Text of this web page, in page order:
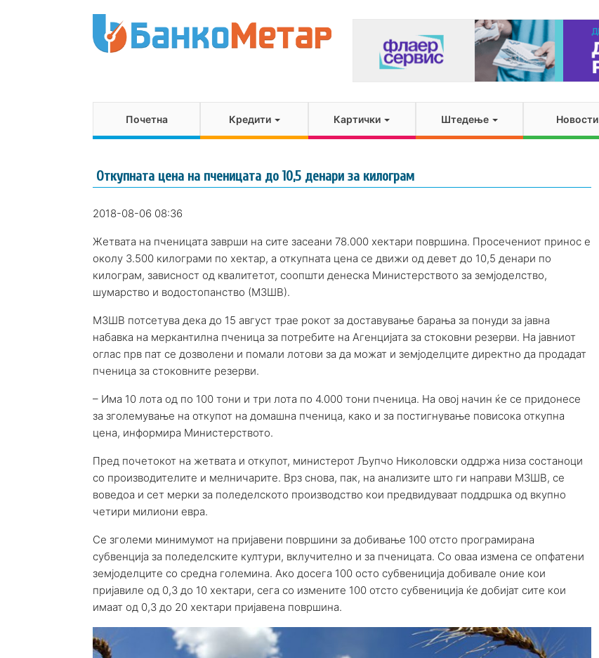
Почетна Кредити Картички Штедење Новости
Откупната цена на пченицата до 10,5 денари за килограм
2018-08-06 08:36
Жетвата на пченицата заврши на сите засеани 78.000 хектари површина. Просечениот принос е
околу 3.500 килограми по хектар, а откупната цена се движи од девет до 10,5 денари по
килограм, зависност од квалитетот, соопшти денеска Министерството за земјоделство,
шумарство и водостопанство (МЗШВ).
МЗШВ потсетува дека до 15 август трае рокот за доставување барања за понуди за јавна
набавка на меркантилна пченица за потребите на Агенцијата за стоковни резерви. На јавниот
оглас прв пат се дозволени и помали лотови за да можат и земјоделците директно да продадат
пченица за стоковните резерви.
– Има 10 лота од по 100 тони и три лота по 4.000 тони пченица. На овој начин ќе се придонесе
за зголемување на откупот на домашна пченица, како и за постигнување повисока откупна
цена, информира Министерството.
Пред почетокот на жетвата и откупот, министерот Љупчо Николовски оддржа низа состаноци
со производителите и мелничарите. Врз снова, пак, на анализите што ги направи МЗШВ, се
воведоа и сет мерки за поледелското производство кои предвидуваат поддршка од вкупно
четири милиони евра.
Се зголеми минимумот на пријавени површини за добивање 100 отсто програмирана
субвенција за поледелските култури, вклучително и за пченицата. Со оваа измена се опфатени
земјоделците со средна големина. Ако досега 100 осто субвениција добивале оние кои
пријавиле од 0,3 до 10 хектари, сега со измените 100 отсто субвениција ќе добијат сите кои
имаат од 0,3 до 20 хектари пријавена површина.